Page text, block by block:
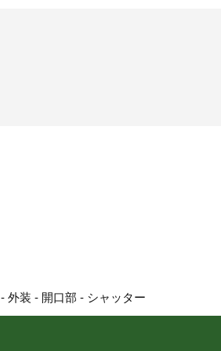
- 外装 - 開口部 - シャッター